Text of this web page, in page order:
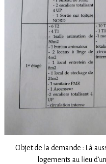
– Objet de la demande : Là
logements au lieu